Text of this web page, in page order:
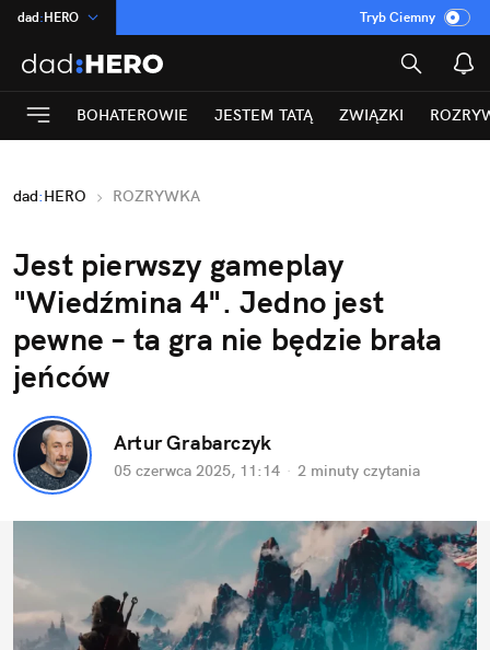
dad:HERO
:Temat
INN:Poland
ASZ:dziennik
Rozrywka
Tryb Ciemny
BOHATEROWIE JESTEM TATĄ ZWIĄZKI
dad:HERO ROZRYWKA
Jest pierwszy gameplay
"Wiedźmina 4". Jedno jest
pewne – ta gra nie będzie brała
jeńców
Artur Grabarczyk
05 czerwca 2025, 11:14 · 2 minuty czytania